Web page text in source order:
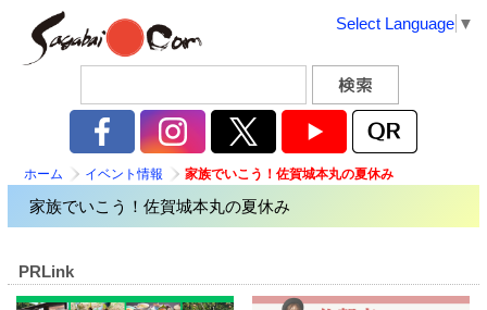
Select Language ▼
ホーム イベント情報 家族でいこう！佐賀城本丸の夏休み
家族でいこう！佐賀城本丸の夏休み
PRLink